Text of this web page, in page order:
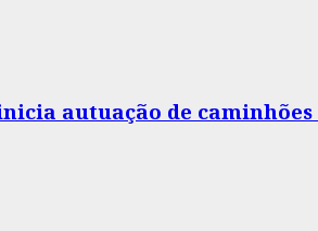
autuação de